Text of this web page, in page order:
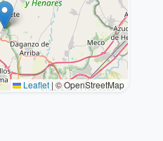
Leaflet | © OpenStreetMap